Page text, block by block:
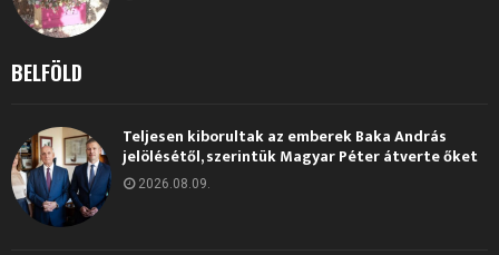
BELFÖLD
Teljesen kiborultak az emberek Baka András
jelölésétől, szerintük Magyar Péter átverte őket
2026.08.09.